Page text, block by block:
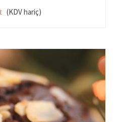
(KDV hariç)